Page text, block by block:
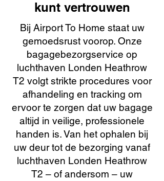
kunt vertrouwen
Bij Airport To Home staat uw
gemoedsrust voorop. Onze
bagagebezorgservice op
luchthaven Londen Heathrow
T2 volgt strikte procedures voor
afhandeling en tracking om
ervoor te zorgen dat uw bagage
altijd in veilige, professionele
handen is. Van het ophalen bij
uw deur tot de bezorging vanaf
luchthaven Londen Heathrow
T2 – of andersom – uw